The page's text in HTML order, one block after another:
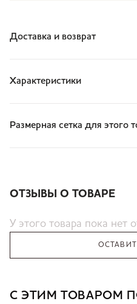
Доставка и возврат
Характеристики
Размерная сетка для этого
ОТЗЫВЫ О ТОВАРЕ
У этого товара пока нет
С ЭТИМ ТОВАРОМ